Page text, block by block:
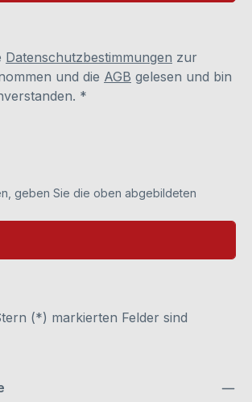
Datenschutzbestimmungen zur
und die AGB gelesen und bin
*
geben Sie die oben abgebildeten
(*) markierten Felder sind